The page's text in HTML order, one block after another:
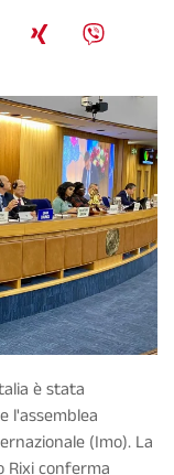
è stata
l'assemblea
(Imo). La
Rixi conferma